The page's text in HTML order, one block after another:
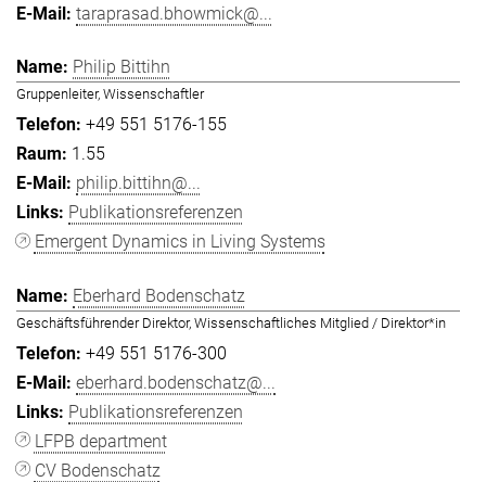
taraprasad.bhowmick@...
Philip Bittihn
Gruppenleiter, Wissenschaftler
+49 551 5176-155
1.55
philip.bittihn@...
Publikationsreferenzen
Emergent Dynamics in Living Systems
Eberhard Bodenschatz
Geschäftsführender Direktor, Wissenschaftliches Mitglied / Direktor*in
+49 551 5176-300
eberhard.bodenschatz@...
Publikationsreferenzen
LFPB department
CV Bodenschatz